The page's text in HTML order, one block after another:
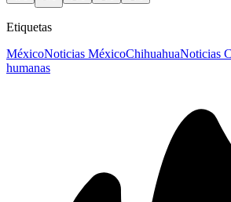
Etiquetas
MéxicoNoticias MéxicoChihuahuaNoticias
humanas